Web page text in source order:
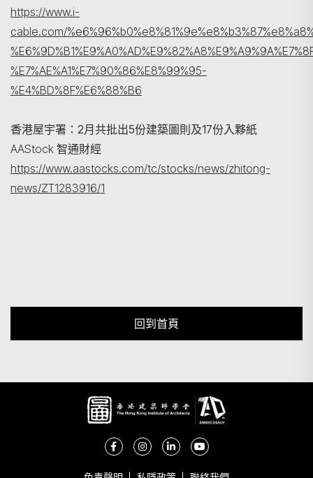
搜尋
https://www.i-
cable.com/
%E7%AE%A1%E7%90%86%E8%99%95-
%E4%BD%8F%E6%88%B6
香港屋宇署：2月共批出5份建築圖則及17份入夥紙
AAStock 智通財經
https://www.aastocks.com/tc/stocks/news/zhitong-
news/ZT1283916/1
回到首頁